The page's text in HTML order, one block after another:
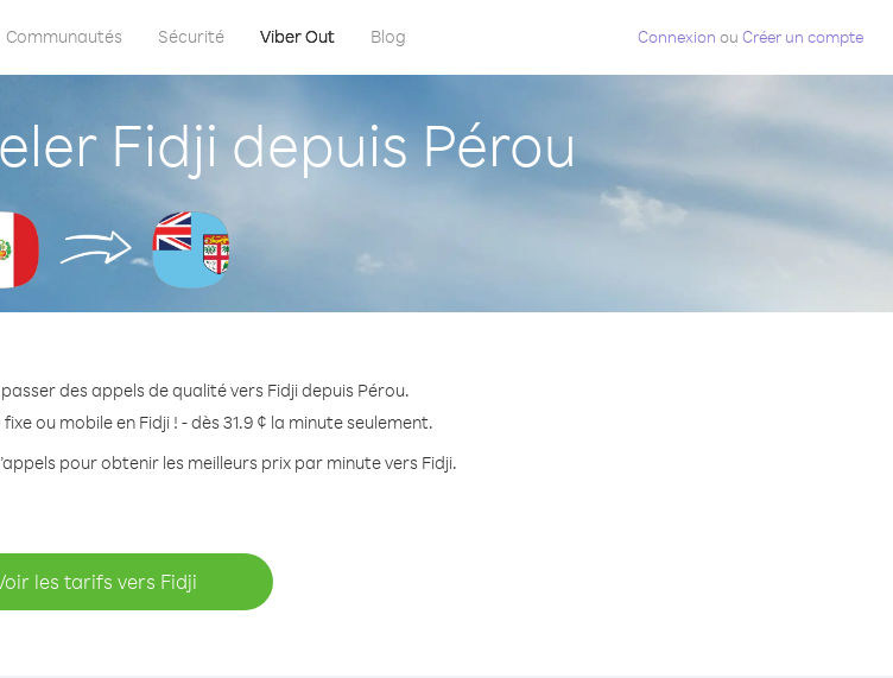
Communautés Sécurité Viber Out Blog Connexion ou Créer un compte
Fidji depuis Pérou
des appels de qualité vers Fidji depuis Pérou.
ou mobile en Fidji ! - dès 31.9 ¢ la minute seulement.
pour obtenir les meilleurs prix par minute vers Fidji.
les tarifs vers Fidji